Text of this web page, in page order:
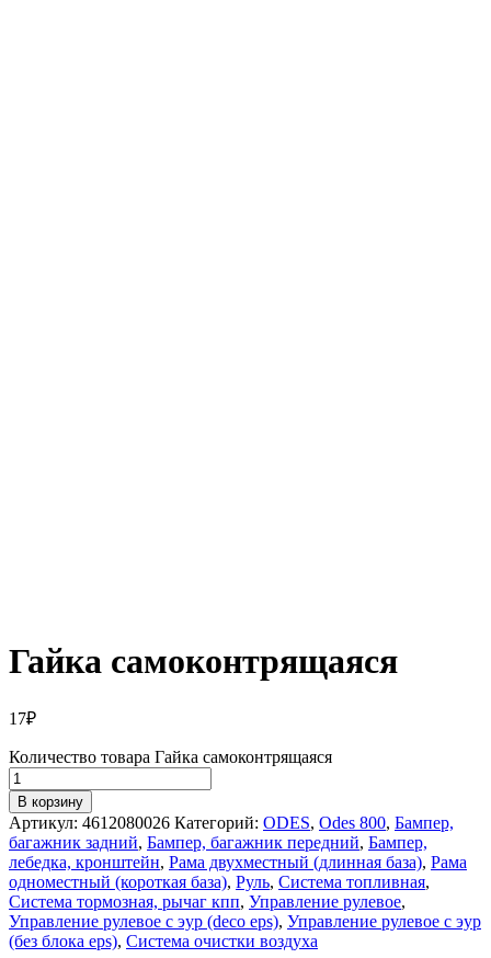
Гайка самоконтрящаяся
17₽
Количество товара Гайка самоконтрящаяся
В корзину
Артикул: 4612080026 Категорий: ODES, Odes 800, Бампер,
багажник задний, Бампер, багажник передний, Бампер,
лебедка, кронштейн, Рама двухместный (длинная база), Рама
одноместный (короткая база), Руль, Система топливная,
Система тормозная, рычаг кпп, Управление рулевое,
Управление рулевое с эур (deco eps), Управление рулевое с эур
(без блока eps), Система очистки воздуха